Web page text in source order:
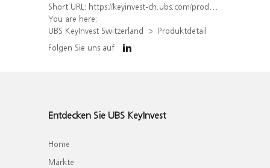
Short URL: https://keyinvest-ch.ubs.com/produkt/detail/index/isin/CH1438940814
You are here:
UBS KeyInvest Switzerland
Produktdetail
Folgen Sie uns auf
Entdecken Sie UBS KeyInvest
Home
Märkte